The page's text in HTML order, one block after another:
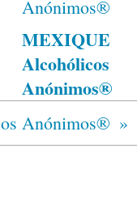
MEXIQUE
Alcohólicos
Anónimos®
Anónimos®